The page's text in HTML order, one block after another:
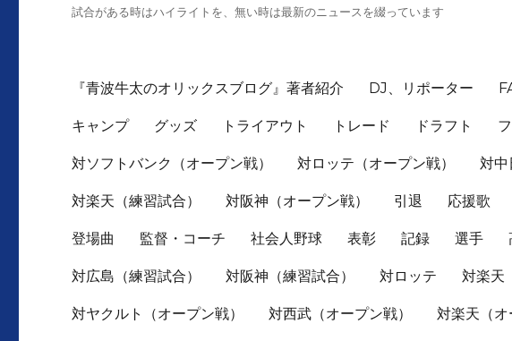
試合がある時はハイライトを、無い時は最新のニュースを綴っています
『青波牛太のオリックスブログ』著者紹介 DJ、リポーター
キャンプ グッズ トライアウト トレード ドラフト
対ソフトバンク（オープン戦） 対ロッテ（オープン戦） 対中
対楽天（練習試合） 対阪神（オープン戦） 引退 応援歌
登場曲 監督・コーチ 社会人野球 表彰 記録 選手
対広島（練習試合） 対阪神（練習試合） 対ロッテ 対楽天
対ヤクルト（オープン戦） 対西武（オープン戦） 対楽天（オ